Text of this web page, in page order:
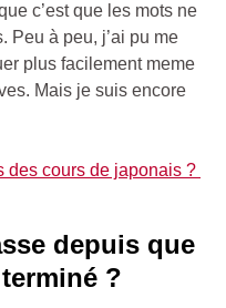
c’est que les mots ne
Peu à peu, j’ai pu me
plus facilement meme
Mais je suis encore
des cours de japonais ?
depuis que
?